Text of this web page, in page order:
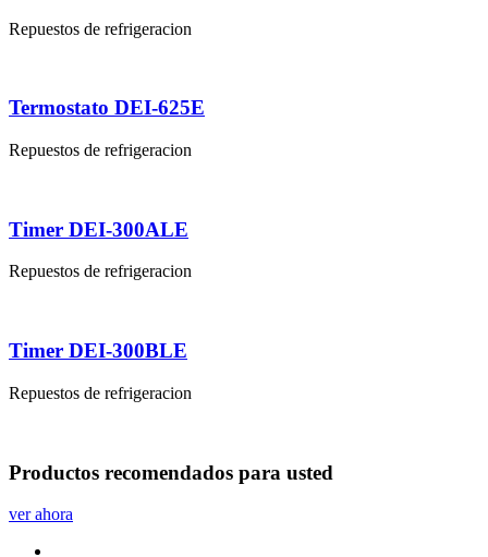
Repuestos de refrigeracion
Termostato DEI-625E
Repuestos de refrigeracion
Timer DEI-300ALE
Repuestos de refrigeracion
Timer DEI-300BLE
Repuestos de refrigeracion
Productos recomendados para usted
ver ahora